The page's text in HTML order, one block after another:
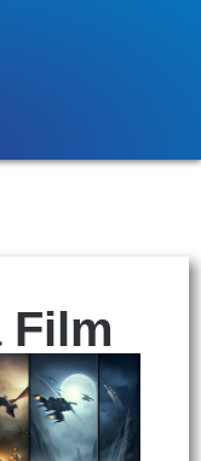
Film